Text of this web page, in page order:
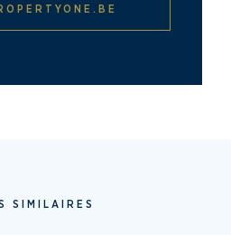
SIMILAIRES